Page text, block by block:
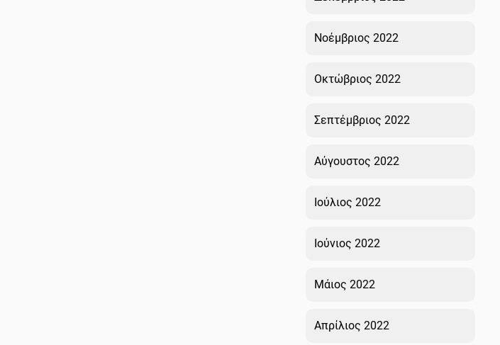
Νοέμβριος 2022
Οκτώβριος 2022
Σεπτέμβριος 2022
Αύγουστος 2022
Ιούλιος 2022
Ιούνιος 2022
Μάιος 2022
Απρίλιος 2022